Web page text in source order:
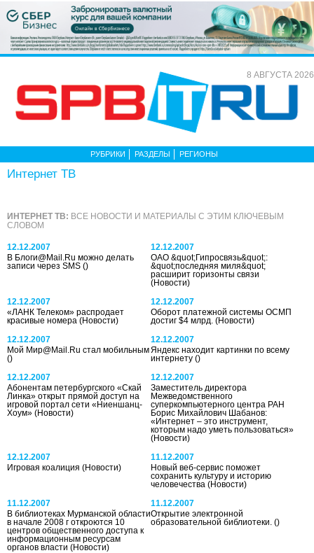
8 АВГУСТА 2026
РУБРИКИ РАЗДЕЛЫ РЕГИОНЫ
Интернет ТВ
ИНТЕРНЕТ ТВ: ВСЕ НОВОСТИ И МАТЕРИАЛЫ С ЭТИМ КЛЮЧЕВЫМ
СЛОВОМ
12.12.2007
В Блоги@Mail.Ru можно делать
записи через SMS ()
12.12.2007
ОАО &quot;Гипросвязь&quot;:
&quot;последняя миля&quot;
расширит горизонты связи
(Новости)
12.12.2007
«ЛАНК Телеком» распродает
красивые номера (Новости)
12.12.2007
Оборот платежной системы ОСМП
достиг $4 млрд.(Новости)
12.12.2007
Мой Мир@Mail.Ru стал мобильным
()
12.12.2007
Яндекс находит картинки по всему
интернету()
12.12.2007
Абонентам петербургского «Скай
Линка» открыт прямой доступ на
игровой портал сети «Ниеншанц-
Хоум» (Новости)
12.12.2007
Заместитель директора
Межведомственного
суперкомпьютерного центра РАН
Борис Михайлович Шабанов:
«Интернет – это инструмент,
которым надо уметь пользоваться»
(Новости)
12.12.2007
Игровая коалиция (Новости)
11.12.2007
Новый веб-сервис поможет
сохранить культуру и историю
человечества(Новости)
11.12.2007
В библиотеках Мурманской области
в начале 2008 г откроются 10
центров общественного доступа к
информационным ресурсам
органов власти (Новости)
11.12.2007
Открытие электронной
образовательной библиотеки.()